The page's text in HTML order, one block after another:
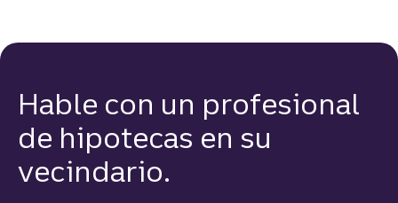
Hable con un profesional
de hipotecas en su
vecindario.